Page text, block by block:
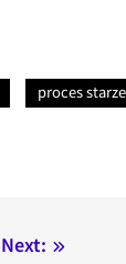
proces
Next: